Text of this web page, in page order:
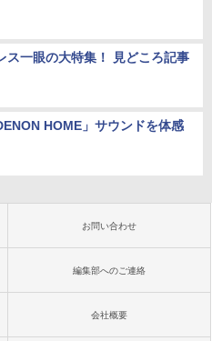
ス一眼の大特集！ 見どころ記事
HOME」サウンドを体感
お問い合わせ
編集部へのご連絡
会社概要